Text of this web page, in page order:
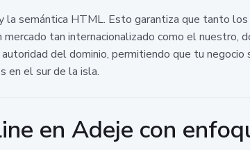
la semántica HTML. Esto garantiza que tanto
mercado tan internacionalizado como el
del dominio, permitiendo que tu
en el sur de la isla.
en Adeje con